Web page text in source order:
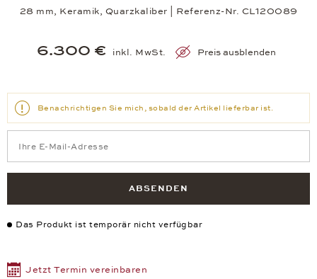
28 mm, Keramik, Quarzkaliber | Referenz-Nr. CL120089
6.300 € inkl. MwSt. Preis ausblenden
Benachrichtigen Sie mich, sobald der Artikel lieferbar ist.
ABSENDEN
Das Produkt ist temporär nicht verfügbar
Jetzt Termin vereinbaren